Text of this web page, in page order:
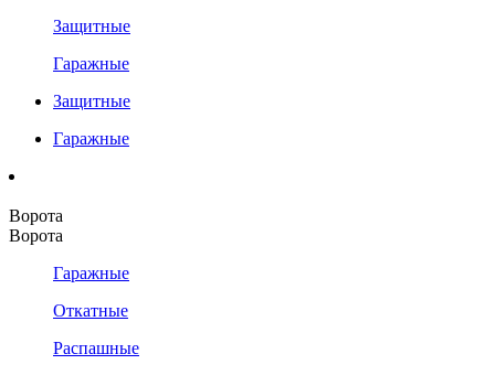
Защитные
Гаражные
Защитные
Гаражные
Ворота
Ворота
Гаражные
Откатные
Распашные